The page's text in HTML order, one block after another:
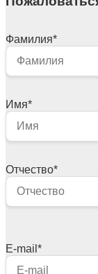
Фамилия*
Имя*
Отчество*
E-mail *